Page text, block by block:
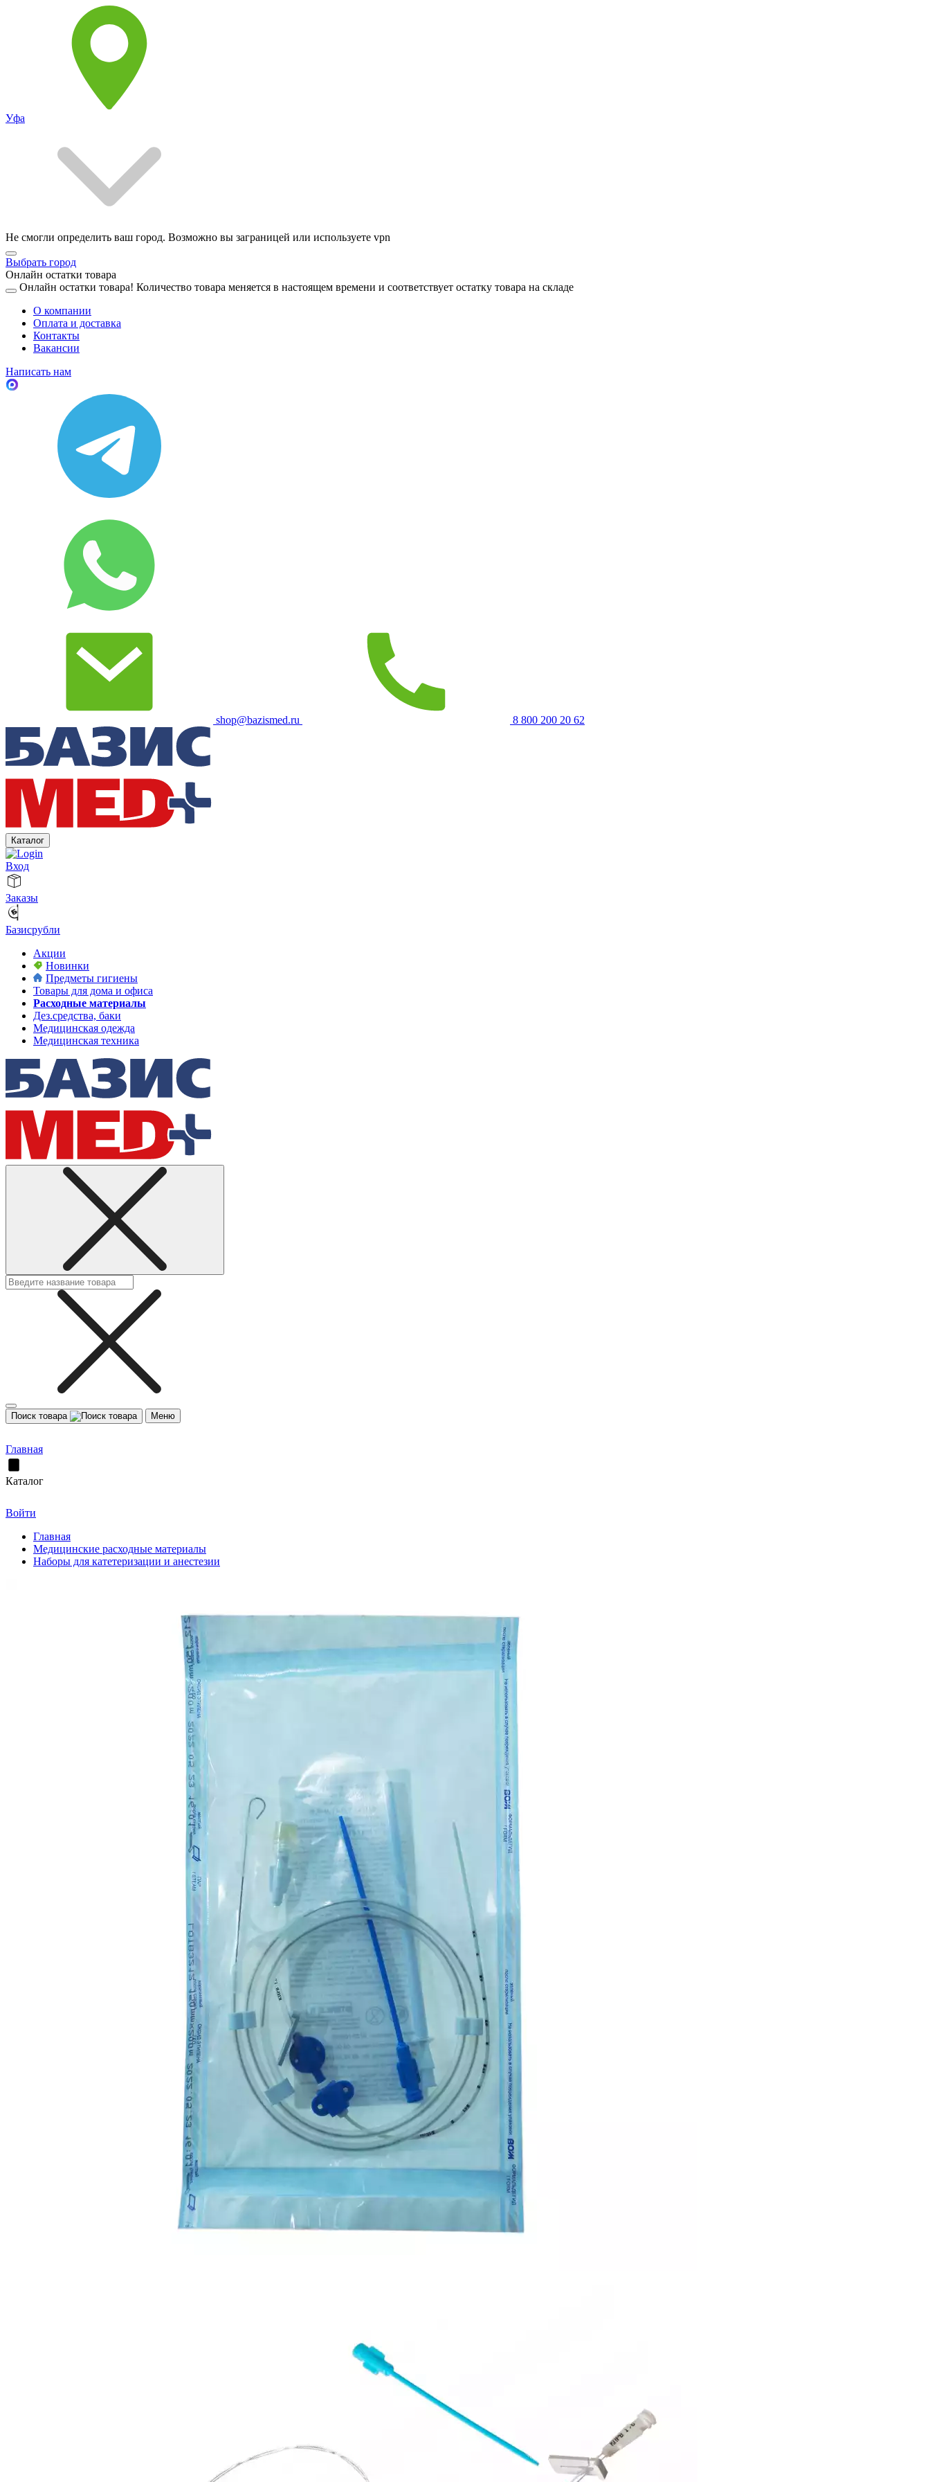
Уфа
Не смогли определить ваш город. Возможно вы заграницей или используете vpn
Выбрать город
Онлайн остатки товара
Онлайн остатки товара! Количество товара меняется в настоящем времени и соответствует остатку товара на складе
О компании
Оплата и доставка
Контакты
Вакансии
Написать нам
shop@bazismed.ru 8 800 200 20 62
Каталог
Вход
Заказы
Базисрубли
Акции
Новинки
Предметы гигиены
Товары для дома и офиса
Расходные материалы
Дез.средства, баки
Медицинская одежда
Медицинская техника
Поиск товара Меню
Главная
Каталог
Войти
Главная
Медицинские расходные материалы
Наборы для катетеризации и анестезии